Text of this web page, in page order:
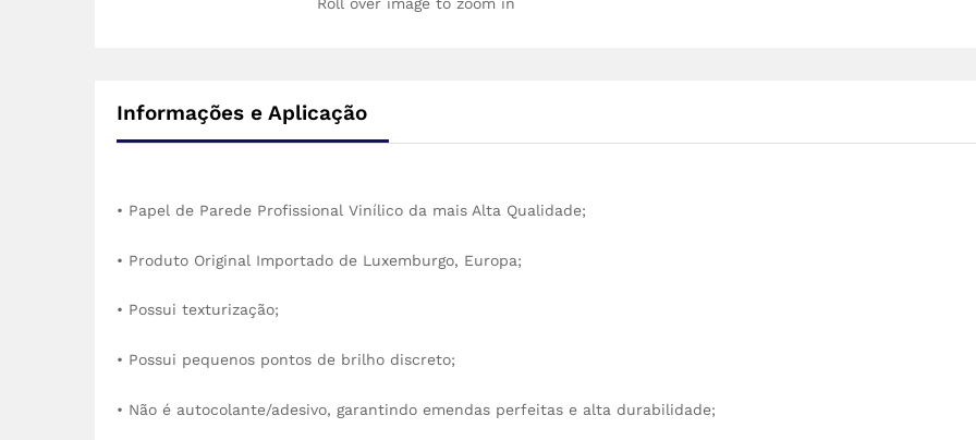
Informações e Aplicação
• Papel de Parede Profissional Vinílico da mais Alta Qualidade;
• Produto Original Importado de Luxemburgo, Europa;
• Possui texturização;
• Possui pequenos pontos de brilho discreto;
• Não é autocolante/adesivo, garantindo emendas perfeitas e alta durabilidade;